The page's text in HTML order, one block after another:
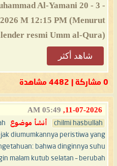
Al-Yamani 20
M 12:15 PM (Menurut
resmi Umm al-Qura) ...
شاهد أكثر
0 مشاركة | 4482 مشاهدة
11-07-2026,
05:49 AM
chilmi hasbullah أنشأ موضوع
diumumkannya peristiwa yang
bahwa dinginnya suhu
malam kutub selatan – berubah